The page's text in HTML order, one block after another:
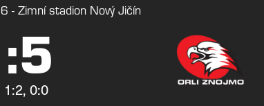
- Zimní stadion Nový Jičín
1:2, 0:0